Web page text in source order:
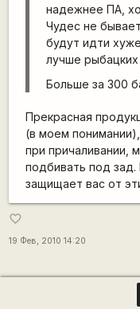
надежнее ПА,
Чудес не
будут идти
лучше рыбацких
Больше за 300
Прекрасная
(в моем
при причаливании,
подбивать под
защищает вас от
favorite_border
19 Фев, 2010 14:20